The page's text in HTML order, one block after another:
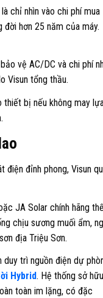
chỉ nhìn vào chi phí mua
hơn 25 năm của máy.
vệ AC/DC và chi phí
Visun tổng thầu.
bị nếu không may
đỉnh phong, Visun
JA Solar chính hãng
chịu sương muối ẩm,
địa Triệu Sơn.
trì nguồn điện dự
Hybrid. Hệ thống sở
toàn im lặng, có đặc